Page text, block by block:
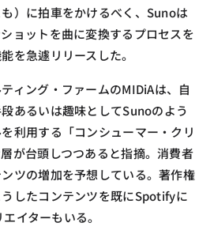
）に拍車をかけるべく、Sunoは
ョットを曲に変換するプロセスを
を急遽リリースした。
ィング・ファームのMIDiAは、自
あるいは趣味としてSunoのよう
利用する「コンシューマー・クリ
が台頭しつつあると指摘。消費者
ツの増加を予想している。著作権
したコンテンツを既にSpotifyに
イターもいる。